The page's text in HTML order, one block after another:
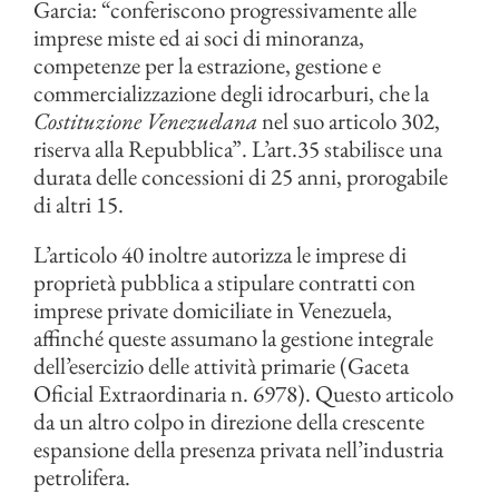
Garcia: “conferiscono progressivamente alle
imprese miste ed ai soci di minoranza,
competenze per la estrazione, gestione e
commercializzazione degli idrocarburi, che la
Costituzione Venezuelananel suo articolo 302,
riserva alla Repubblica”. L’art.35 stabilisce una
durata delle concessioni di 25 anni, prorogabile
di altri 15.
L’articolo 40 inoltre autorizza le imprese di
proprietà pubblica a stipulare contratti con
imprese private domiciliate in Venezuela,
affinché queste assumano la gestione integrale
dell’esercizio delle attività primarie (Gaceta
Oficial Extraordinaria n. 6978). Questo articolo
da un altro colpo in direzione della crescente
espansione della presenza privata nell’industria
petrolifera.